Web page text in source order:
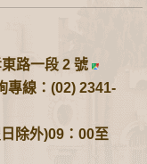
路一段 2 號
專線：(02) 2341-
除外)09：00至